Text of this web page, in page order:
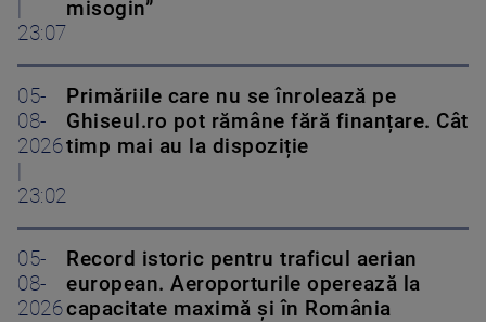
23:07
misogin”
05-
08-
2026
23:02
Primăriile care nu se înrolează pe
Ghiseul.ro pot rămâne fără finanțare. Cât
timp mai au la dispoziție
05-
08-
2026
Record istoric pentru traficul aerian
european. Aeroporturile operează la
capacitate maximă și în România